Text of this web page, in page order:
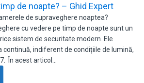
de noapte? – Ghid Expert
de supraveghere noaptea?
cu vedere pe timp de noapte sunt un
sistem de securitate modern. Ele
indiferent de condițiile de lumină,
În acest articol…